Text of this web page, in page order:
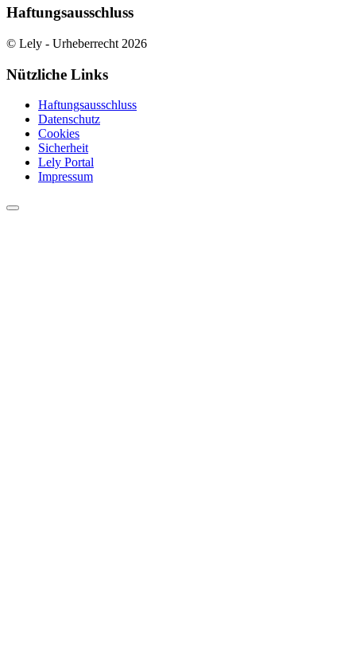
Haftungsausschluss
© Lely - Urheberrecht 2026
Nützliche Links
Haftungsausschluss
Datenschutz
Cookies
Sicherheit
Lely Portal
Impressum